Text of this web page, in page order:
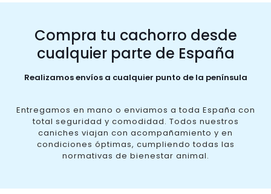
Compra tu cachorro desde
cualquier parte de España
Realizamos envíos a cualquier punto de la península
Entregamos en mano o enviamos a toda España con
total seguridad y comodidad. Todos nuestros
caniches viajan con acompañamiento y en
condiciones óptimas, cumpliendo todas las
normativas de bienestar animal.